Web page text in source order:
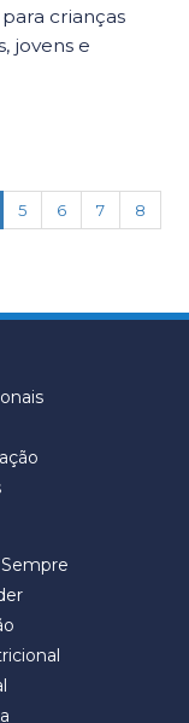
crianças
jovens e
5 6 7
8